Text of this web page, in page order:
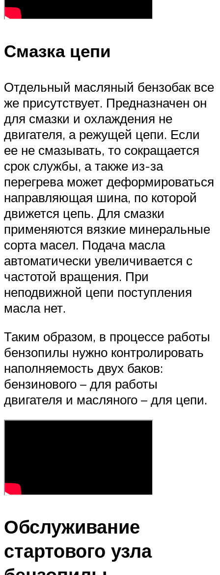
Смазка цепи
Отдельный масляный бензобак все
же присутствует. Предназначен он
для смазки и охлаждения не
двигателя, а режущей цепи. Если
ее не смазывать, то сокращается
срок службы, а также из-за
перегрева может деформироваться
направляющая шина, по которой
движется цепь. Для смазки
применяются вязкие минеральные
сорта масел. Подача масла
автоматически увеличивается с
частотой вращения. При
неподвижной цепи поступления
масла нет.
Таким образом, в процессе работы
бензопилы нужно контролировать
наполняемость двух баков:
бензинового – для работы
двигателя и масляного – для цепи.
Обслуживание
стартового узла